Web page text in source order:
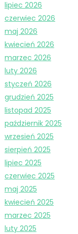
lipiec 2026
czerwiec 2026
maj 2026
kwiecień 2026
marzec 2026
luty 2026
styczeń 2026
grudzień 2025
listopad 2025
październik 2025
wrzesień 2025
sierpień 2025
lipiec 2025
czerwiec 2025
maj 2025
kwiecień 2025
marzec 2025
luty 2025